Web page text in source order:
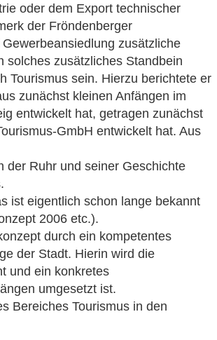
oder dem Export technischer
der Fröndenberger
zusätzliche
solches zusätzliches Standbein
Tourismus sein. Hierzu berichtete er
zunächst kleinen Anfängen im
entwickelt hat, getragen zunächst
GmbH entwickelt hat. Aus
der Ruhr und seiner Geschichte
ist eigentlich schon lange bekannt
2006 etc.).
durch ein kompetentes
der Stadt. Hierin wird die
und ein konkretes
umgesetzt ist.
Bereiches Tourismus in den